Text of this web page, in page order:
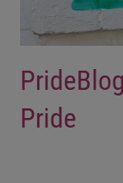
Pride